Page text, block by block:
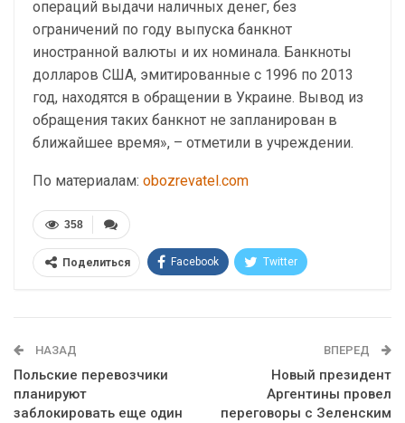
операций выдачи наличных денег, без
ограничений по году выпуска банкнот
иностранной валюты и их номинала. Банкноты
долларов США, эмитированные с 1996 по 2013
год, находятся в обращении в Украине. Вывод из
обращения таких банкнот не запланирован в
ближайшее время», – отметили в учреждении.
По материалам: obozrevatel.com
358
Поделиться Facebook Twitter
НАЗАД
Польские перевозчики
планируют
заблокировать еще один
ВПЕРЕД
Новый президент
Аргентины провел
переговоры с Зеленским